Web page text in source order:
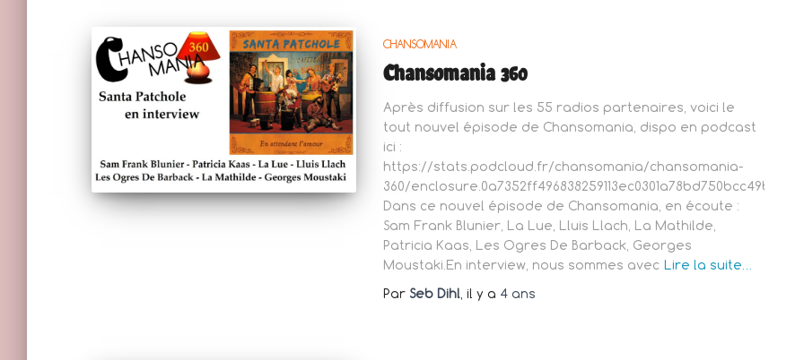
CHANSOMANIA
Chansomania 360
Après diffusion sur les 55 radios partenaires, voici le
tout nouvel épisode de Chansomania, dispo en podcast
ici :
https://stats.podcloud.fr/chansomania/chansomania-
360/
Dans ce nouvel épisode de Chansomania, en écoute :
Sam Frank Blunier, La Lue, Lluis Llach, La Mathilde,
Patricia Kaas, Les Ogres De Barback, Georges
Moustaki.En interview, nous sommes avec Lire la suite…
Par Seb Dihl , il y a 4 ans